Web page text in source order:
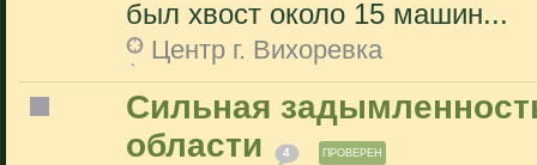
был хвост около 15 машин...
Центр г. Вихоревка
Сильная
области
4 ПРОВЕРЕН